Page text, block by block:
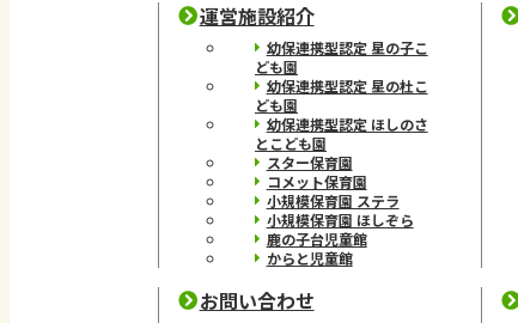
運営施設紹介
幼保連携型認定 星の子こ
ども園
幼保連携型認定 星の杜こ
ども園
幼保連携型認定 ほしのさ
とこども園
スター保育園
コメット保育園
小規模保育園 ステラ
小規模保育園 ほしぞら
鹿の子台児童館
からと児童館
お問い合わせ